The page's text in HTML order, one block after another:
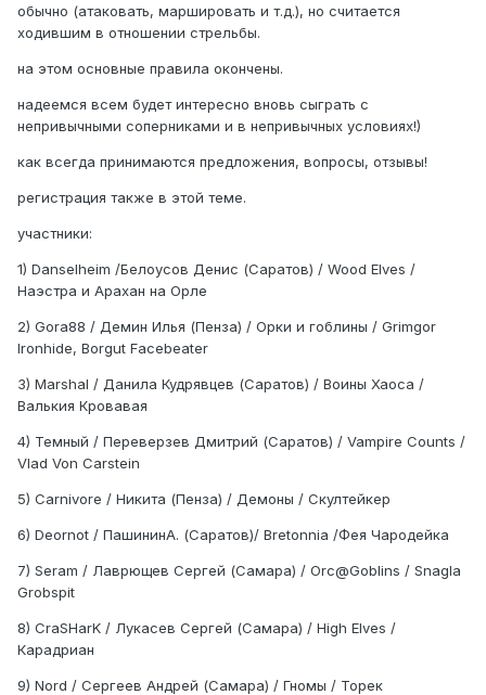
обычно (атаковать, маршировать и т.д.), но считается
ходившим в отношении стрельбы.
на этом основные правила окончены.
надеемся всем будет интересно вновь сыграть с
непривычными соперниками и в непривычных условиях!)
как всегда принимаются предложения, вопросы, отзывы!
регистрация также в этой теме.
участники:
1) Danselheim /Белоусов Денис (Саратов) / Wood Elves /
Наэстра и Арахан на Орле
2) Gora88 / Демин Илья (Пенза) / Орки и гоблины / Grimgor
Ironhide, Borgut Facebeater
3) Marshal / Данила Кудрявцев (Саратов) / Воины Хаоса /
Валькия Кровавая
4) Темный / Переверзев Дмитрий (Саратов) / Vampire Counts /
Vlad Von Carstein
5) Carnivore / Никита (Пенза) / Демоны / Скултейкер
6) Deornot / ПашининА. (Саратов)/ Bretonnia /Фея Чародейка
7) Seram / Лаврющев Сергей (Самара) / Orc@Goblins / Snagla
Grobspit
8) CraSHarK / Лукасев Сергей (Самара) / High Elves /
Карадриан
9) Nord / Сергеев Андрей (Самара) / Гномы / Торек